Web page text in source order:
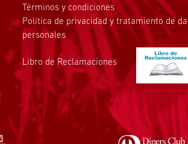
Términos y condiciones
Política de privacidad y tratamiento de
personales
Libro de Reclamaciones